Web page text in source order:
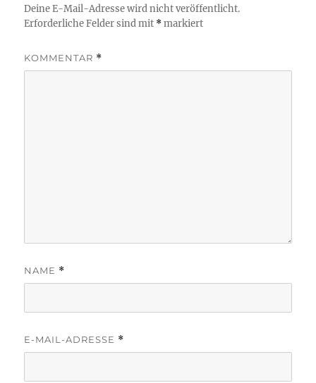
Deine E-Mail-Adresse wird nicht veröffentlicht.
Erforderliche Felder sind mit *markiert
KOMMENTAR *
NAME *
E-MAIL-ADRESSE *